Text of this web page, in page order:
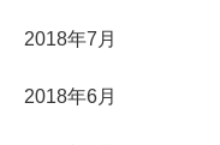
2018年7月
2018年6月